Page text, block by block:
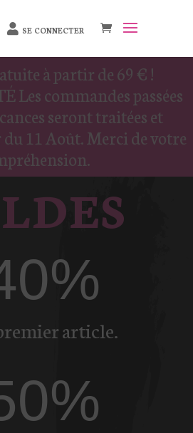
SE CONNECTER
à partir de 69 € !
Les commandes passées
seront traitées et
11 Août. Merci de votre
article.